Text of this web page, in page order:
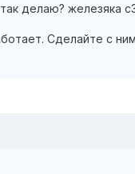
делаю? железяка
Сделайте с